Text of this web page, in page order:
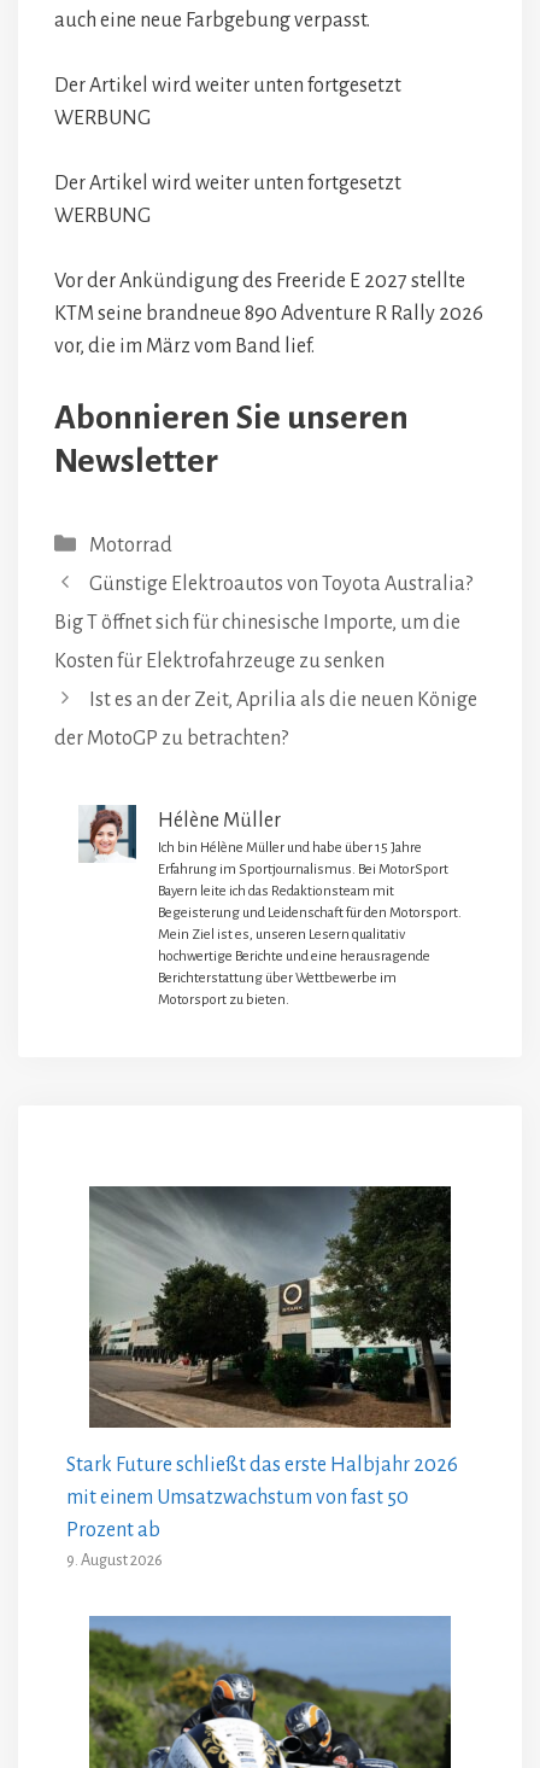
auch eine neue Farbgebung verpasst.
Der Artikel wird weiter unten fortgesetzt
WERBUNG
Der Artikel wird weiter unten fortgesetzt
WERBUNG
Vor der Ankündigung des Freeride E 2027 stellte
KTM seine brandneue 890 Adventure R Rally 2026
vor, die im März vom Band lief.
Abonnieren Sie unseren
Newsletter
Kategorien
Motorrad
Günstige Elektroautos von Toyota Australia?
Big T öffnet sich für chinesische Importe, um die
Kosten für Elektrofahrzeuge zu senken
Ist es an der Zeit, Aprilia als die neuen Könige
der MotoGP zu betrachten?
Hélène Müller
Ich bin Hélène Müller und habe über 15 Jahre
Erfahrung im Sportjournalismus. Bei MotorSport
Bayern leite ich das Redaktionsteam mit
Begeisterung und Leidenschaft für den Motorsport.
Mein Ziel ist es, unseren Lesern qualitativ
hochwertige Berichte und eine herausragende
Berichterstattung über Wettbewerbe im
Motorsport zu bieten.
Stark Future schließt das erste Halbjahr 2026
mit einem Umsatzwachstum von fast 50
Prozent ab
9. August 2026